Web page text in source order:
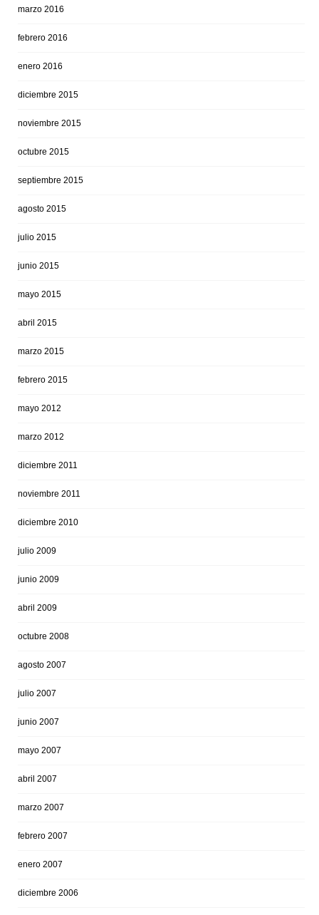
marzo 2016
febrero 2016
enero 2016
diciembre 2015
noviembre 2015
octubre 2015
septiembre 2015
agosto 2015
julio 2015
junio 2015
mayo 2015
abril 2015
marzo 2015
febrero 2015
mayo 2012
marzo 2012
diciembre 2011
noviembre 2011
diciembre 2010
julio 2009
junio 2009
abril 2009
octubre 2008
agosto 2007
julio 2007
junio 2007
mayo 2007
abril 2007
marzo 2007
febrero 2007
enero 2007
diciembre 2006